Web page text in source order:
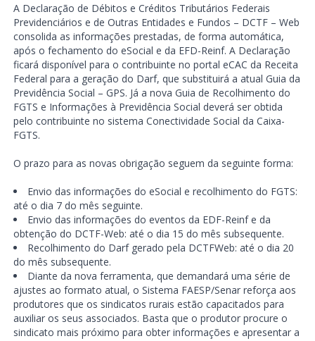
A Declaração de Débitos e Créditos Tributários Federais
Previdenciários e de Outras Entidades e Fundos – DCTF – Web
consolida as informações prestadas, de forma automática,
após o fechamento do eSocial e da EFD-Reinf. A Declaração
ficará disponível para o contribuinte no portal eCAC da Receita
Federal para a geração do Darf, que substituirá a atual Guia da
Previdência Social – GPS. Já a nova Guia de Recolhimento do
FGTS e Informações à Previdência Social deverá ser obtida
pelo contribuinte no sistema Conectividade Social da Caixa-
FGTS.
O prazo para as novas obrigação seguem da seguinte forma:
Envio das informações do eSocial e recolhimento do FGTS:
até o dia 7 do mês seguinte.
Envio das informações do eventos da EDF-Reinf e da
obtenção do DCTF-Web: até o dia 15 do mês subsequente.
Recolhimento do Darf gerado pela DCTFWeb: até o dia 20
do mês subsequente.
Diante da nova ferramenta, que demandará uma série de
ajustes ao formato atual, o Sistema FAESP/Senar reforça aos
produtores que os sindicatos rurais estão capacitados para
auxiliar os seus associados. Basta que o produtor procure o
sindicato mais próximo para obter informações e apresentar a